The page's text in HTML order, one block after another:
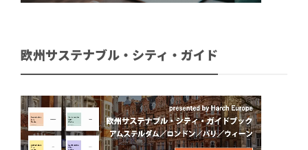
欧州サステナブル・シティ・ガイド